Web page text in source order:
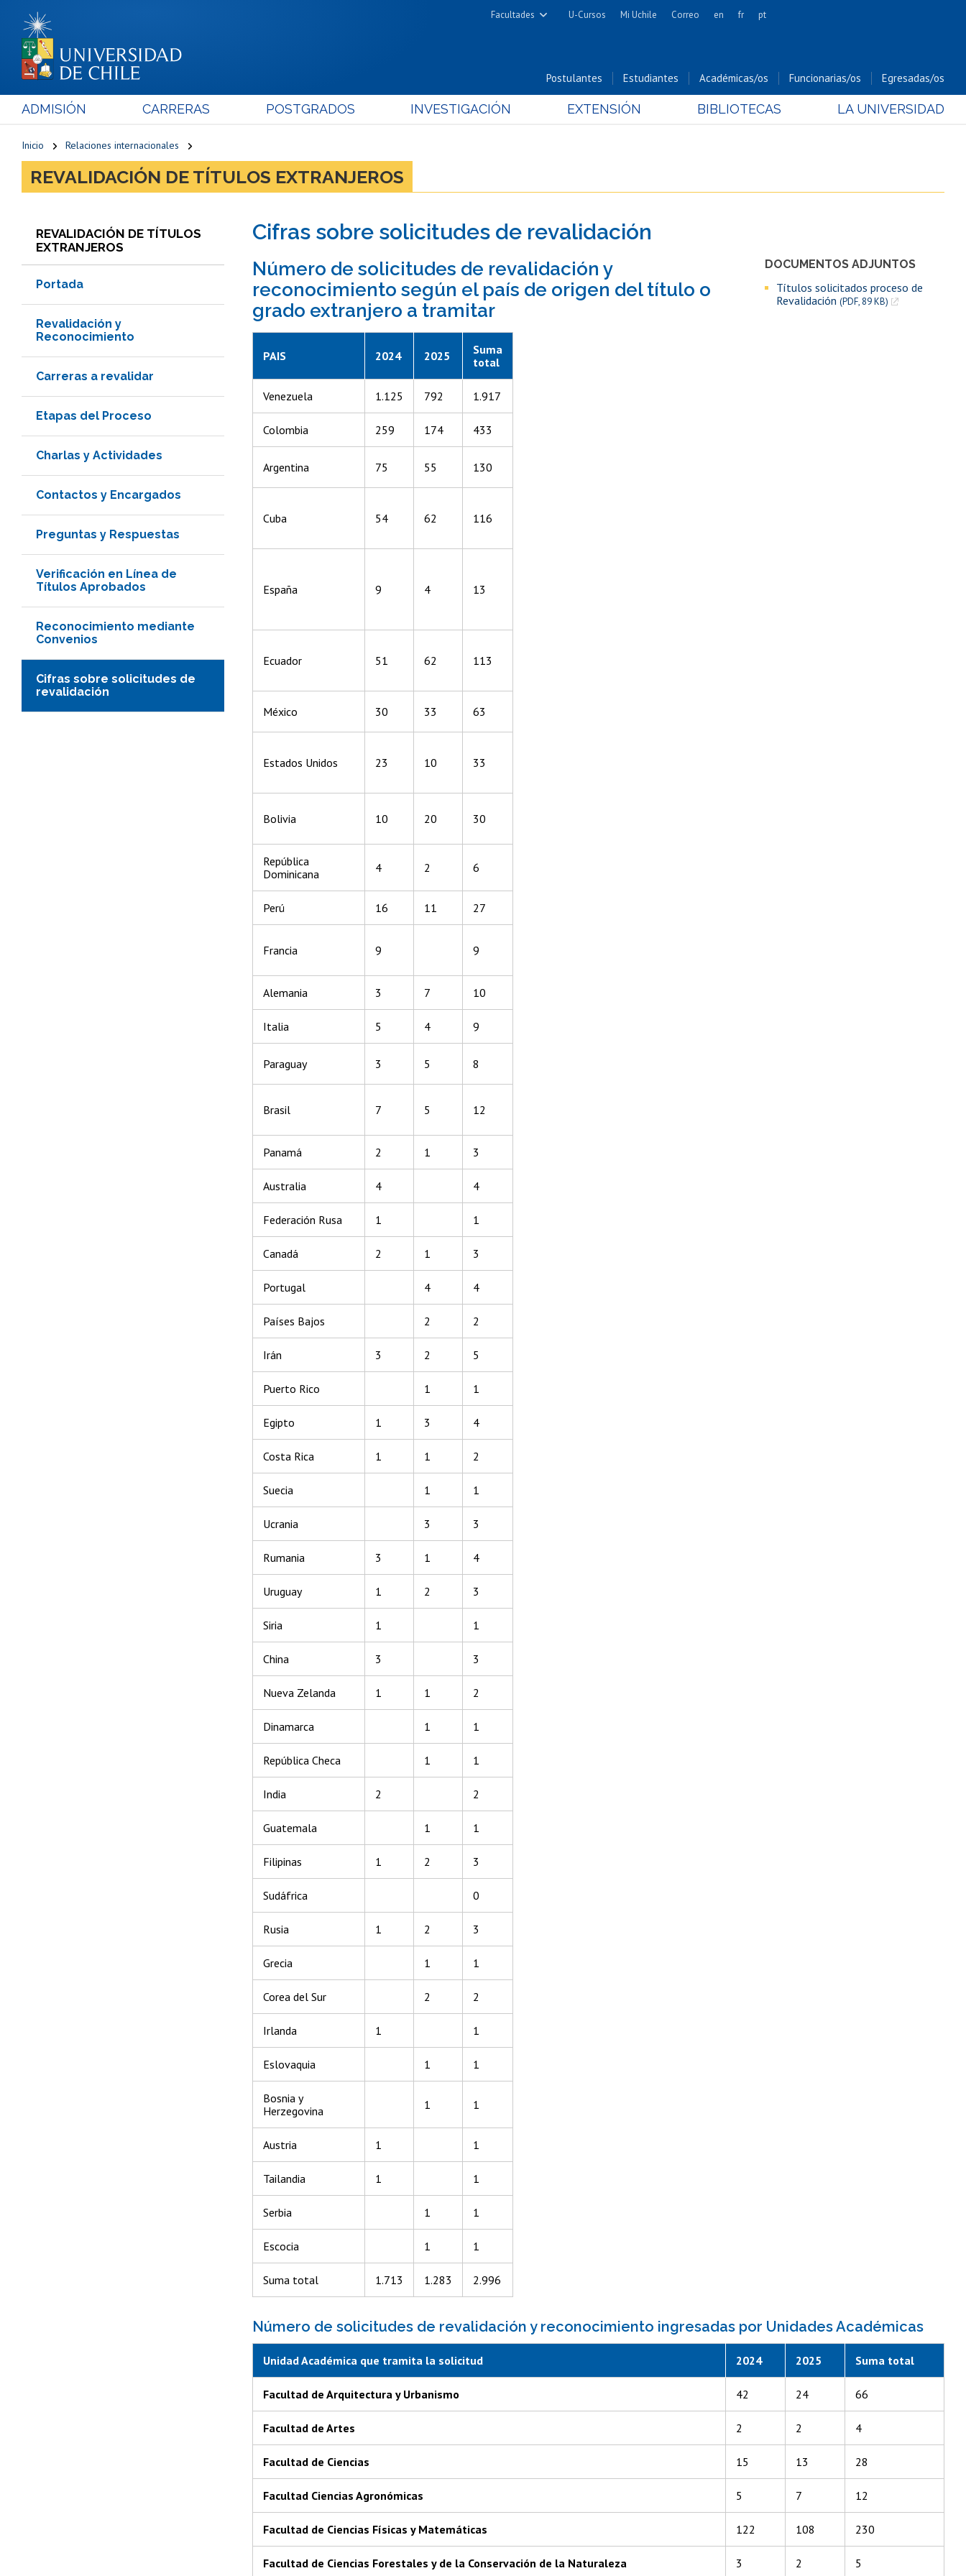
Facultades
Cs. Físicas y Matemáticas
Cs. Forestales y Conservación
Cs. Químicas y Farmacéuticas
Cs. Sociales
Estudios Avanzados en Educación
Alimentos
Hospital Clínico
U-Cursos Mi Uchile Correo en fr pt
Postulantes Estudiantes Académicas/os Funcionarias/os Egresadas/os
ADMISIÓN CARRERAS POSTGRADOS INVESTIGACIÓN EXTENSIÓN BIBLIOTECAS LA UNIVERSIDAD
Inicio Relaciones internacionales
REVALIDACIÓN DE TÍTULOS EXTRANJEROS
REVALIDACIÓN DE TÍTULOS
EXTRANJEROS
Portada
Revalidación y
Reconocimiento
Carreras a revalidar
Etapas del Proceso
Charlas y Actividades
Contactos y Encargados
Preguntas y Respuestas
Verificación en Línea de
Títulos Aprobados
Reconocimiento mediante
Convenios
Cifras sobre solicitudes de
revalidación
Cifras sobre solicitudes de revalidación
DOCUMENTOS ADJUNTOS
Títulos solicitados proceso de
Revalidación (PDF, 89 KB)
Número de solicitudes de revalidación y
reconocimiento según el país de origen del título o
grado extranjero a tramitar
PAIS 2024 2025
Suma
total
Venezuela 1.125 792 1.917
Colombia 259 174 433
Argentina 75 55 130
Cuba 54 62 116
España 9 4 13
Ecuador 51 62 113
México 30 33 63
Estados Unidos 23 10 33
Bolivia 10 20 30
República
Dominicana
4 2 6
Perú 16 11 27
Francia 9 9
Alemania 3 7 10
Italia 5 4 9
Paraguay 3 5 8
Brasil 7 5 12
Panamá 2 1 3
Australia 4 4
Federación Rusa 1 1
Canadá 2 1 3
Portugal 4 4
Países Bajos 2 2
Irán 3 2 5
Puerto Rico 1 1
Egipto 1 3 4
Costa Rica 1 1 2
Suecia 1 1
Ucrania 3 3
Rumania 3 1 4
Uruguay 1 2 3
Siria 1 1
China 3 3
Nueva Zelanda 1 1 2
Dinamarca 1 1
República Checa 1 1
India 2 2
Guatemala 1 1
Filipinas 1 2 3
Sudáfrica 0
Rusia 1 2 3
Grecia 1 1
Corea del Sur 2 2
Irlanda 1 1
Eslovaquia 1 1
Bosnia y
Herzegovina
1 1
Austria 1 1
Tailandia 1 1
Serbia 1 1
Escocia 1 1
Suma total 1.713 1.283 2.996
Número de solicitudes de revalidación y reconocimiento ingresadas por Unidades Académicas
Unidad Académica que tramita la solicitud 2024 2025 Suma total
Facultad de Arquitectura y Urbanismo 42 24 66
Facultad de Artes 2 2 4
Facultad de Ciencias 15 13 28
Facultad Ciencias Agronómicas 5 7 12
Facultad de Ciencias Físicas y Matemáticas 122 108 230
Facultad de Ciencias Forestales y de la Conservación de la Naturaleza 3 2 5